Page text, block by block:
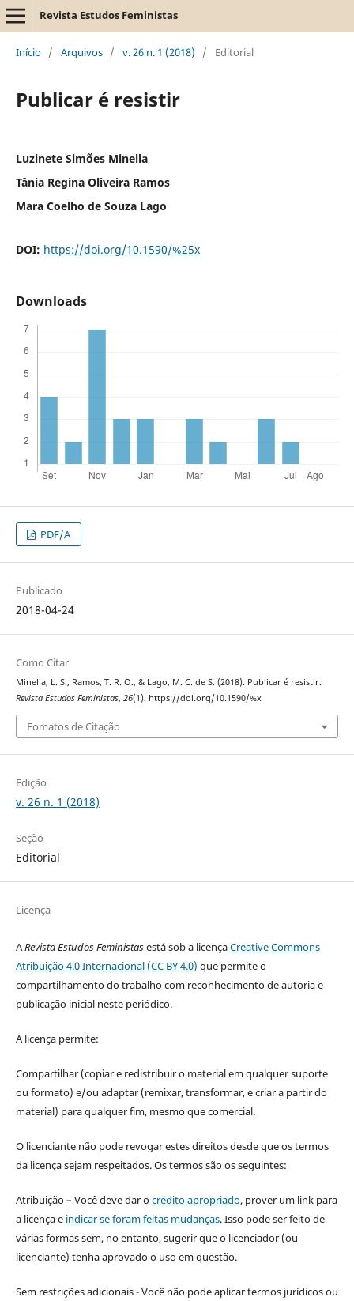
Revista Estudos Feministas
Início / Arquivos / v. 26 n. 1 (2018) / Editorial
Publicar é resistir
Luzinete Simões Minella
Tânia Regina Oliveira Ramos
Mara Coelho de Souza Lago
DOI: https://doi.org/10.1590/%25x
Downloads
PDF/A
Publicado
2018-04-24
Como Citar
Minella, L. S., Ramos, T. R. O., & Lago, M. C. de S. (2018). Publicar é resistir.
Revista Estudos Feministas, 26(1). https://doi.org/10.1590/%x
Fomatos de Citação
Edição
v. 26 n. 1 (2018)
Seção
Editorial
Licença
ARevista Estudos Feministasestá sob a licençaCreative Commons
Atribuição 4.0 Internacional (CC BY 4.0) que permite o
compartilhamento do trabalho com reconhecimento de autoria e
publicação inicial neste periódico.
A licença permite:
Compartilhar (copiar e redistribuir o material em qualquer suporte
ou formato) e/ou adaptar (remixar, transformar, e criar a partir do
material) para qualquer fim, mesmo que comercial.
O licenciante não pode revogar estes direitos desde que os termos
da licença sejam respeitados. Os termos são os seguintes:
Atribuição – Você deve dar ocrédito apropriado, prover um link para
a licença e indicar se foram feitas mudanças. Isso pode ser feito de
várias formas sem, no entanto, sugerir que o licenciador (ou
licenciante) tenha aprovado o uso em questão.
Sem restrições adicionais - Você não pode aplicar termos jurídicos ou